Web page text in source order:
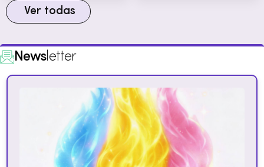
Ver todas
Newsletter